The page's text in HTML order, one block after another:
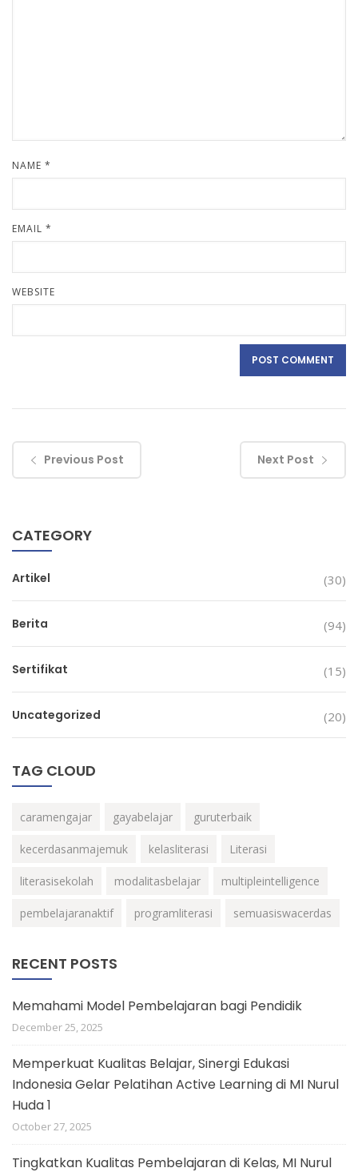
NAME *
EMAIL *
WEBSITE
Previous Post Next Post
CATEGORY
Artikel (30)
Berita (94)
Sertifikat (15)
Uncategorized (20)
TAG CLOUD
caramengajar gayabelajar guruterbaik
kecerdasanmajemuk kelasliterasi Literasi
literasisekolah modalitasbelajar multipleintelligence
pembelajaranaktif programliterasi semuasiswacerdas
RECENT POSTS
Memahami Model Pembelajaran bagi Pendidik
December 25, 2025
Memperkuat Kualitas Belajar, Sinergi Edukasi
Indonesia Gelar Pelatihan Active Learning di MI Nurul
Huda 1
October 27, 2025
Tingkatkan Kualitas Pembelajaran di Kelas, MI Nurul